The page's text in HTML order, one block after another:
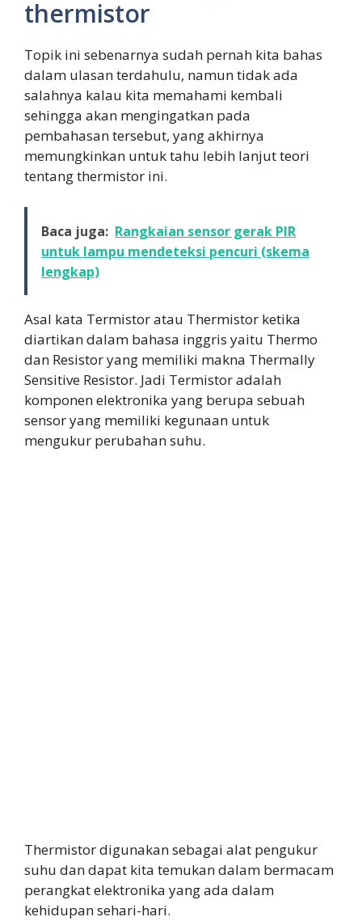
thermistor
Topik ini sebenarnya sudah pernah kita bahas
dalam ulasan terdahulu, namun tidak ada
salahnya kalau kita memahami kembali
sehingga akan mengingatkan pada
pembahasan tersebut, yang akhirnya
memungkinkan untuk tahu lebih lanjut teori
tentang thermistor ini.
Baca juga: Rangkaian sensor gerak PIR
untuk lampu mendeteksi pencuri (skema
lengkap)
Asal kata Termistor atau Thermistor ketika
diartikan dalam bahasa inggris yaitu Thermo
dan Resistor yang memiliki makna Thermally
Sensitive Resistor. Jadi Termistor adalah
komponen elektronika yang berupa sebuah
sensor yang memiliki kegunaan untuk
mengukur perubahan suhu.
Thermistor digunakan sebagai alat pengukur
suhu dan dapat kita temukan dalam bermacam
perangkat elektronika yang ada dalam
kehidupan sehari-hari.